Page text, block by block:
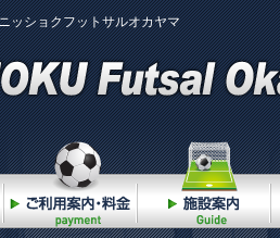
ッショクフットサルオカヤマ
ニュース ご利用案内・料金